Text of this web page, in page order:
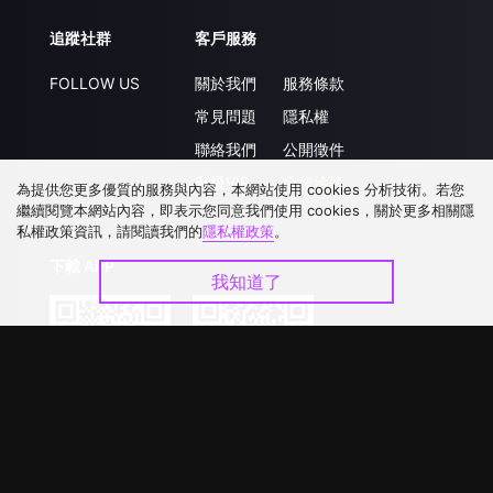
追蹤社群
FOLLOW US
客戶服務
關於我們
常見問題
聯絡我們
升級VIP
服務條款
隱私權
公開徵件
合作洽談
下載 APP
為提供您更多優質的服務與內容，本網站使用 cookies 分析技術。若您
繼續閱覽本網站內容，即表示您同意我們使用 cookies，關於更多相關隱
私權政策資訊，請閱讀我們的隱私權政策。
我知道了